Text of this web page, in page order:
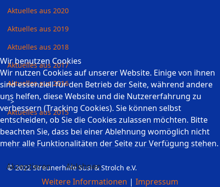
Aktuelles aus 2020
Aktuelles aus 2019
Aktuelles aus 2018
Aktuelles aus 2017
Aktuelles aus 2016
">
Aktuelles aus 2015
© 2022 Streunerhilfe Susi & Strolch e.V.
Wir benutzen Cookies
Wir nutzen Cookies auf unserer Website. Einige von ihnen
sind essenziell für den Betrieb der Seite, während andere
uns helfen, diese Website und die Nutzererfahrung zu
verbessern (Tracking Cookies). Sie können selbst
entscheiden, ob Sie die Cookies zulassen möchten. Bitte
beachten Sie, dass bei einer Ablehnung womöglich nicht
mehr alle Funktionalitäten der Seite zur Verfügung stehen.
Akzeptieren
Ablehnen
Weitere Informationen | Impressum